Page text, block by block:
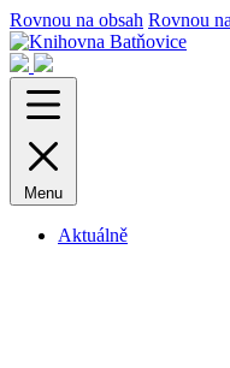
Rovnou na obsah Rovnou
Menu
Aktuálně